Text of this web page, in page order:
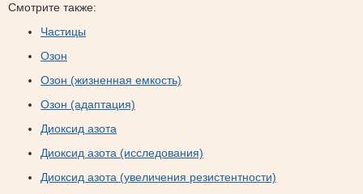
Смотрите также:
Частицы
Озон
Озон (жизненная емкость)
Озон (адаптация)
Диоксид азота
Диоксид азота (исследования)
Диоксид азота (увеличения резистентности)